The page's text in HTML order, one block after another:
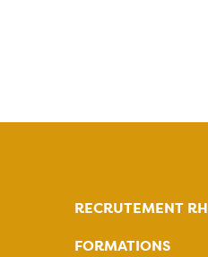
RECRUTEMENT RH
FORMATIONS